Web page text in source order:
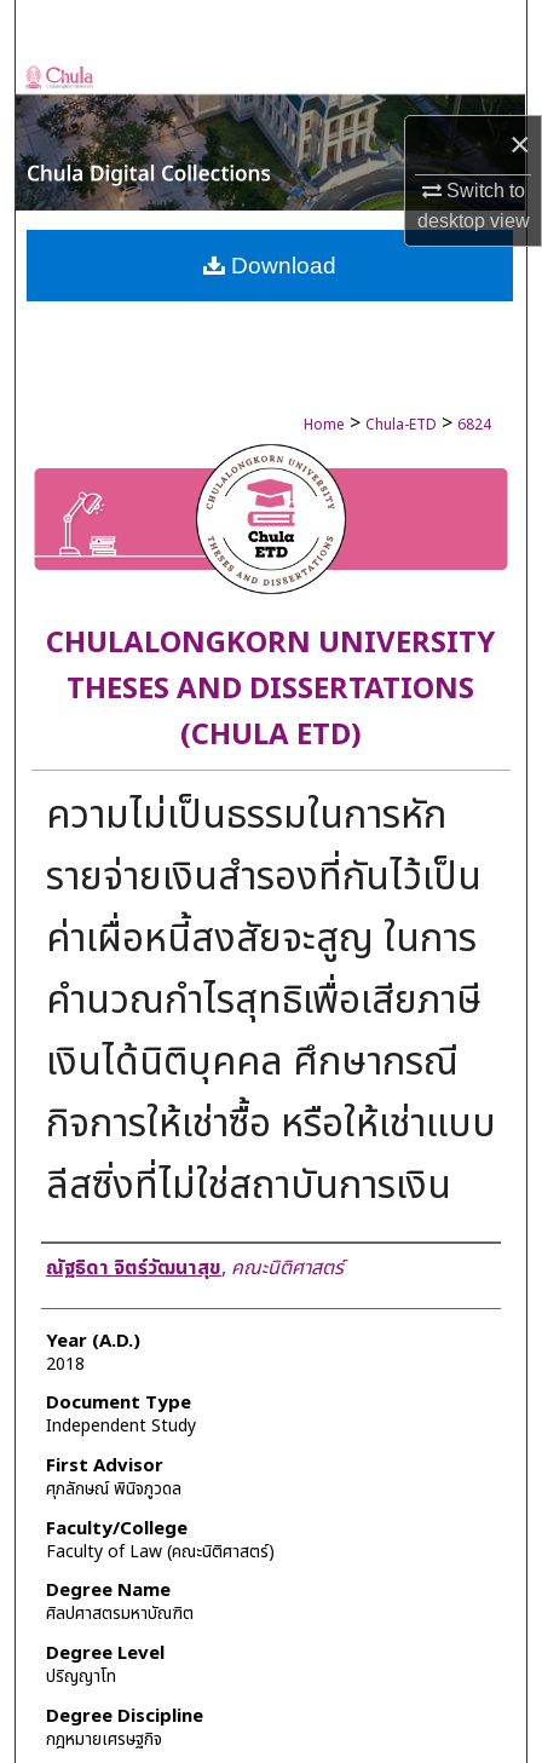
×
Switch to
desktopview
Browse Collections
My Account
About
Digital Commons Network™
Home > Chula-ETD > 6824
CHULALONGKORN UNIVERSITY
THESES AND DISSERTATIONS
(CHULA ETD)
ความไม่เป็นธรรมในการหัก
รายจ่ายเงินสำรองที่กันไว้เป็น
ค่าเผื่อหนี้สงสัยจะสูญ ในการ
คำนวณกำไรสุทธิเพื่อเสียภาษี
เงินได้นิติบุคคล ศึกษากรณี
กิจการให้เช่าซื้อ หรือให้เช่าแบบ
ลีสซิ่งที่ไม่ใช่สถาบันการเงิน
Author
ณัฐธิดา จิตร์วัฒนาสุข, คณะนิติศาสตร์
Year (A.D.)
2018
Document Type
Independent Study
First Advisor
ศุภลักษณ์ พินิจภูวดล
Faculty/College
Faculty of Law (คณะนิติศาสตร์)
Degree Name
ศิลปศาสตรมหาบัณฑิต
Degree Level
ปริญญาโท
Degree Discipline
กฎหมายเศรษฐกิจ
Download